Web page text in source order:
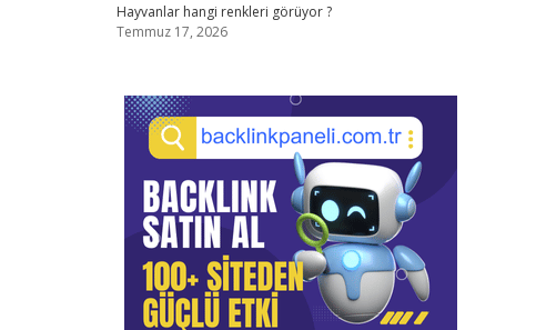
Hayvanlar hangi renkleri görüyor ?
Temmuz 17, 2026